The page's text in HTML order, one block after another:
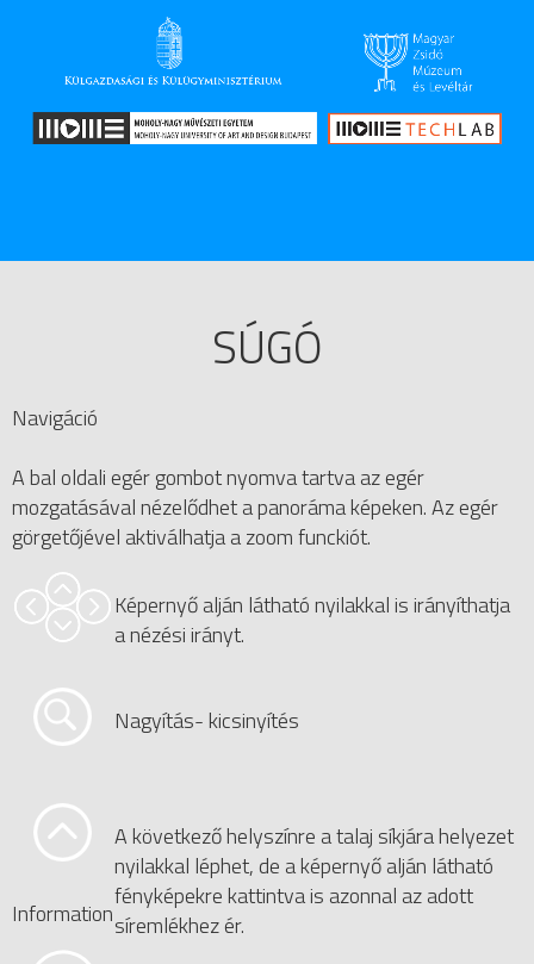
SÚGÓ
Navigáció
A bal oldali egér gombot nyomva tartva az egér
mozgatásával nézelődhet a panoráma képeken. Az egér
görgetőjével aktiválhatja a zoom funckiót.
Képernyő alján látható nyilakkal is irányíthatja
a nézési irányt.
Nagyítás- kicsinyítés
A következő helyszínre a talaj síkjára helyezet
nyilakkal léphet, de a képernyő alján látható
fényképekre kattintva is azonnal az adott
síremlékhez ér.
Information